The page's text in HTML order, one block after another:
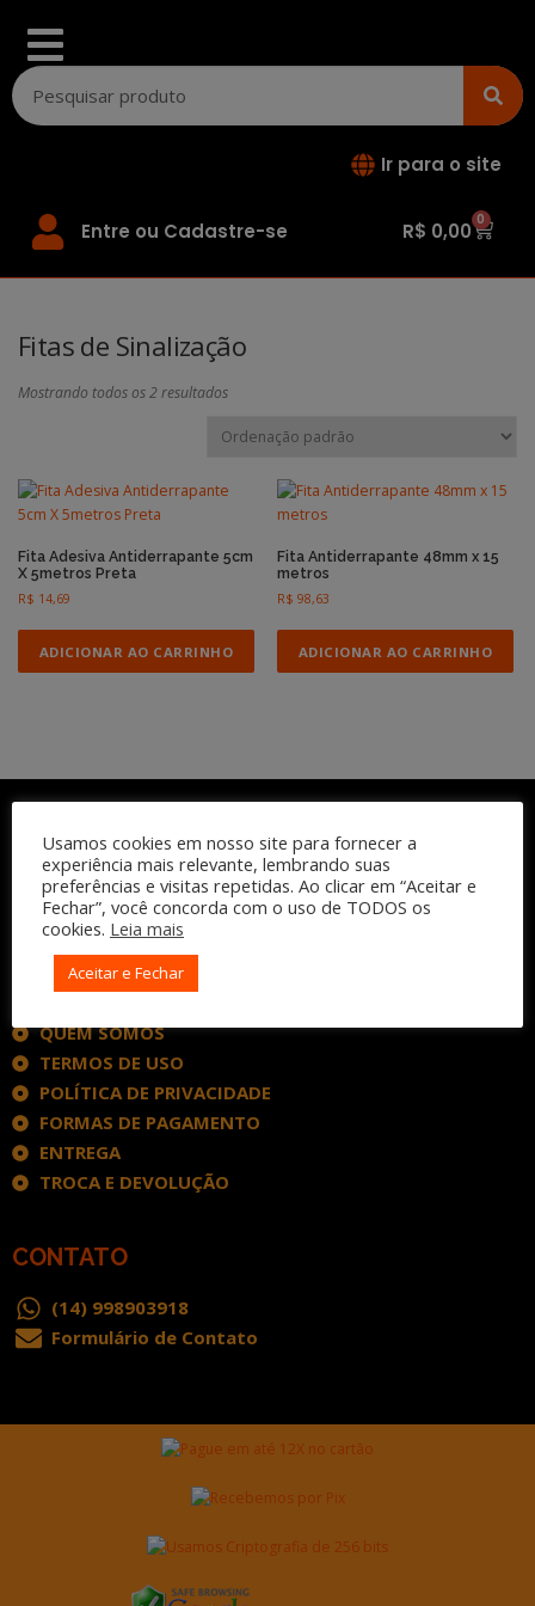
Ir para o site
Entre ou Cadastre-se R$ 0,00 0
Fitas de Sinalização
Mostrando todos os 2 resultados
Fita Adesiva Antiderrapante 5cm
X 5metros Preta
R$ 14,69
ADICIONAR AO CARRINHO
Fita Antiderrapante 48mm x 15
metros
R$ 98,63
ADICIONAR AO CARRINHO
INSTITUCIONAL
QUEM SOMOS
TERMOS DE USO
POLÍTICA DE PRIVACIDADE
FORMAS DE PAGAMENTO
ENTREGA
TROCA E DEVOLUÇÃO
CONTATO
(14) 998903918
Formulário de Contato
Usamos cookies em nosso site para fornecer a
experiência mais relevante, lembrando suas
preferências e visitas repetidas. Ao clicar em “Aceitar e
Fechar”, você concorda com o uso de TODOS os
cookies. Leia mais
Aceitar e Fechar